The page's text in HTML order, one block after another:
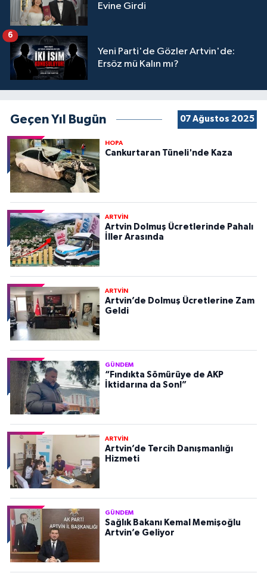
Evine Girdi
Yeni Parti'de Gözler Artvin'de:
Ersöz mü Kalın mı?
6
Geçen Yıl Bugün 07 Ağustos 2025
HOPA
Cankurtaran Tüneli'nde Kaza
ARTVİN
Artvin Dolmuş Ücretlerinde Pahalı
İller Arasında
ARTVİN
Artvin’de Dolmuş Ücretlerine Zam
Geldi
GÜNDEM
“Fındıkta Sömürüye de AKP
İktidarına da Son!”
ARTVİN
Artvin’de Tercih Danışmanlığı
Hizmeti
GÜNDEM
Sağlık Bakanı Kemal Memişoğlu
Artvin’e Geliyor